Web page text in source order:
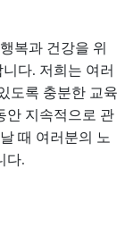
복과 건강을 위
다. 저희는 여러
도록 충분한 교육
안 지속적으로 관
때 여러분의 노
다.